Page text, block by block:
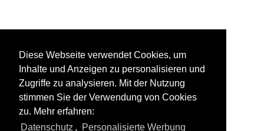
Diese Webseite verwendet Cookies, um
Inhalte und Anzeigen zu personalisieren und
Zugriffe zu analysieren. Mit der Nutzung
stimmen Sie der Verwendung von Cookies
zu. Mehr erfahren:
Datenschutz , Personalisierte Werbung